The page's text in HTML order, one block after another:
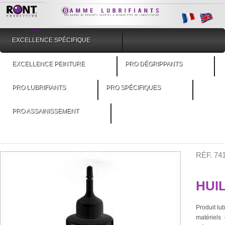
EXCELLENCE SPÉCIFIQUE
EXCELLENCE PEINTURE PRO DÉGRIPPANTS
PRO LUBRIFIANTS PRO SPÉCIFIQUES
PRO ASSAINISSEMENT
RÉF.
Produit